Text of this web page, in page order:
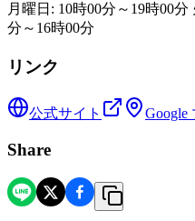
月曜日: 10時00分～19時00
分～16時00分
リンク
公式サイト Google
Share